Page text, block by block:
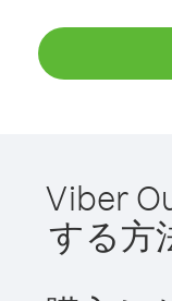
Viber
する方